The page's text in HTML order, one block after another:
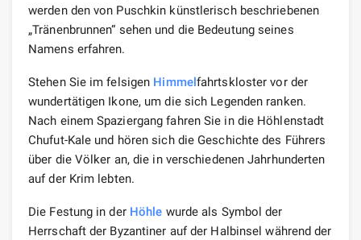
werden den von Puschkin künstlerisch beschriebenen
„Tränenbrunnen“ sehen und die Bedeutung seines
Namens erfahren.
Stehen Sie im felsigen Himmelfahrtskloster vor der
wundertätigen Ikone, um die sich Legenden ranken.
Nach einem Spaziergang fahren Sie in die Höhlenstadt
Chufut-Kale und hören sich die Geschichte des Führers
über die Völker an, die in verschiedenen Jahrhunderten
auf der Krim lebten.
Die Festung in der Höhle wurde als Symbol der
Herrschaft der Byzantiner auf der Halbinsel während der